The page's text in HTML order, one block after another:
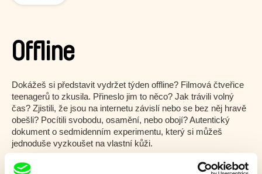
Offline
Dokážeš si představit vydržet týden offline? Filmová čtveřice
teenagerů to zkusila. Přineslo jim to něco? Jak trávili volný
čas? Zjistili, že jsou na internetu závislí nebo se bez něj hravě
obešli? Pocítili svobodu, osamění, nebo obojí? Autentický
dokument o sedmidenním experimentu, který si můžeš
jednoduše vyzkoušet na vlastní kůži.
Zobrazit více